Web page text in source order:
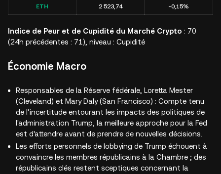
ETH 2 523,74 -0,15%
Indice de Peur et de Cupidité du Marché Crypto : 70
(24h précédentes : 71), niveau : Cupidité
Économie Macro
Responsables de la Réserve fédérale, Loretta Mester
(Cleveland) et Mary Daly (San Francisco) : Compte tenu
de l'incertitude entourant les impacts des politiques de
l'administration Trump, la meilleure approche pour la Fed
est d'attendre avant de prendre de nouvelles décisions.
Les efforts personnels de lobbying de Trump échouent à
convaincre les membres républicains à la Chambre ; des
républicains clés restent sceptiques concernant la